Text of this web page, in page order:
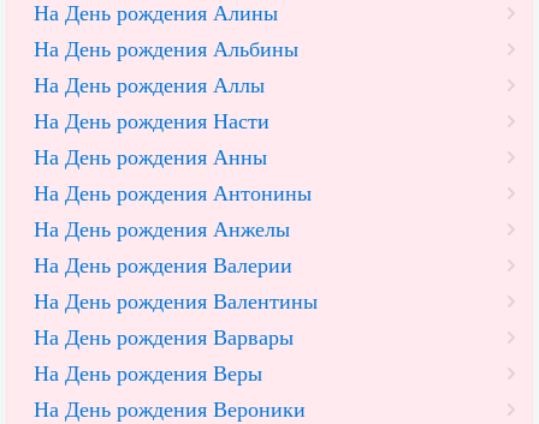
На День рождения Алины
На День рождения Альбины
На День рождения Аллы
На День рождения Насти
На День рождения Анны
На День рождения Антонины
На День рождения Анжелы
На День рождения Валерии
На День рождения Валентины
На День рождения Варвары
На День рождения Веры
На День рождения Вероники